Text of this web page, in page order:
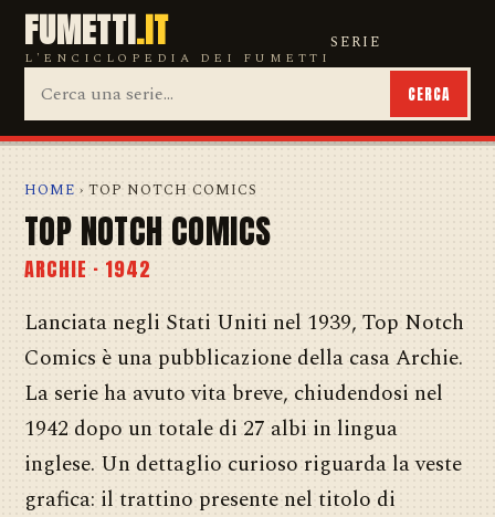
FUMETTI.IT
L'ENCICLOPEDIA DEI FUMETTI
SERIE
CERCA
HOME › TOP NOTCH COMICS
TOP NOTCH COMICS
ARCHIE · 1942
Lanciata negli Stati Uniti nel 1939, Top Notch
Comics è una pubblicazione della casa Archie.
La serie ha avuto vita breve, chiudendosi nel
1942 dopo un totale di 27 albi in lingua
inglese. Un dettaglio curioso riguarda la veste
grafica: il trattino presente nel titolo di